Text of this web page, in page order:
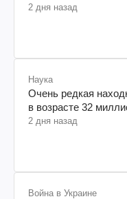
2 дня назад
Наука
Очень редкая
в возрасте 32
2 дня назад
Война в Украине